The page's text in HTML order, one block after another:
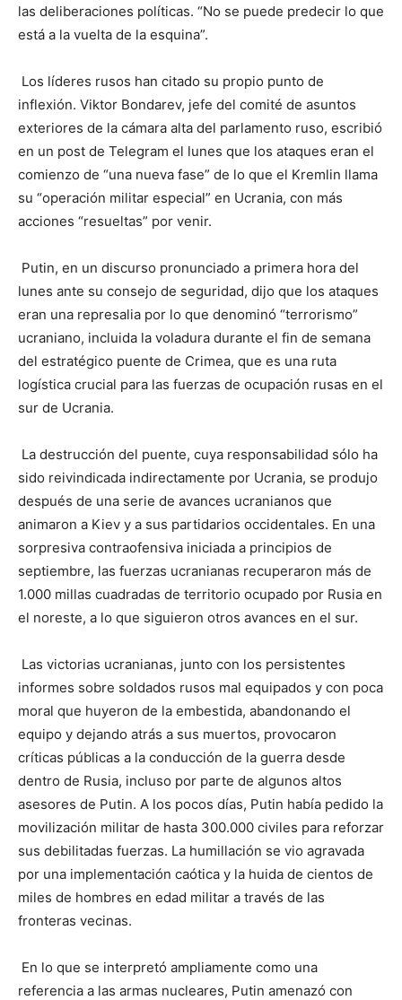
las deliberaciones políticas. “No se puede predecir lo que
está a la vuelta de la esquina”.
Los líderes rusos han citado su propio punto de
inflexión. Viktor Bondarev, jefe del comité de asuntos
exteriores de la cámara alta del parlamento ruso, escribió
en un post de Telegram el lunes que los ataques eran el
comienzo de “una nueva fase” de lo que el Kremlin llama
su “operación militar especial” en Ucrania, con más
acciones “resueltas” por venir.
Putin, en un discurso pronunciado a primera hora del
lunes ante su consejo de seguridad, dijo que los ataques
eran una represalia por lo que denominó “terrorismo”
ucraniano, incluida la voladura durante el fin de semana
del estratégico puente de Crimea, que es una ruta
logística crucial para las fuerzas de ocupación rusas en el
sur de Ucrania.
La destrucción del puente, cuya responsabilidad sólo ha
sido reivindicada indirectamente por Ucrania, se produjo
después de una serie de avances ucranianos que
animaron a Kiev y a sus partidarios occidentales. En una
sorpresiva contraofensiva iniciada a principios de
septiembre, las fuerzas ucranianas recuperaron más de
1.000 millas cuadradas de territorio ocupado por Rusia en
el noreste, a lo que siguieron otros avances en el sur.
Las victorias ucranianas, junto con los persistentes
informes sobre soldados rusos mal equipados y con poca
moral que huyeron de la embestida, abandonando el
equipo y dejando atrás a sus muertos, provocaron
críticas públicas a la conducción de la guerra desde
dentro de Rusia, incluso por parte de algunos altos
asesores de Putin. A los pocos días, Putin había pedido la
movilización militar de hasta 300.000 civiles para reforzar
sus debilitadas fuerzas. La humillación se vio agravada
por una implementación caótica y la huida de cientos de
miles de hombres en edad militar a través de las
fronteras vecinas.
En lo que se interpretó ampliamente como una
referencia a las armas nucleares, Putin amenazó con